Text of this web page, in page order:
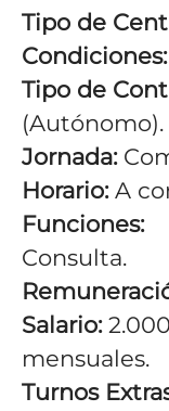
Tipo de
Condiciones:
Tipo de
(Autónomo).
Jornada:
Horario: A
Funciones:
Consulta.
Salario:
mensuales.
Turnos